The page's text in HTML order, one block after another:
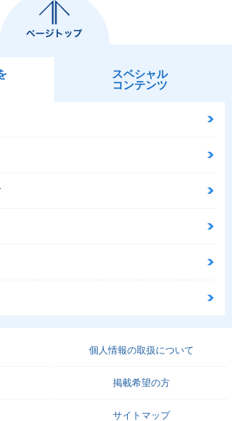
スペシャル
コンテンツ
個人情報の取扱について
掲載希望の方
サイトマップ